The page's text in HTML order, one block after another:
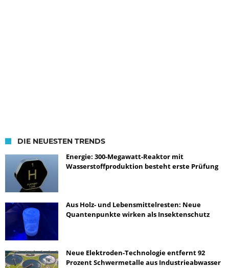
DIE NEUESTEN TRENDS
Energie: 300-Megawatt-Reaktor mit
Wasserstoffproduktion besteht erste Prüfung
Aus Holz- und Lebensmittelresten: Neue
Quantenpunkte wirken als Insektenschutz
Neue Elektroden-Technologie entfernt 92
Prozent Schwermetalle aus Industrieabwasser